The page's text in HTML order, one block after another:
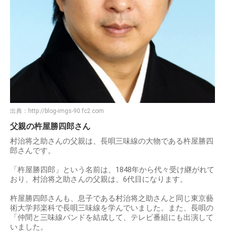
出典： http://blog-imgs-90.fc2.com
父親の杵屋勝四郎さん
村治将之助さんの父親は、長唄三味線の大物である杵屋勝四
郎さんです。
「杵屋勝四郎」という名前は、1848年から代々受け継がれて
おり、村治将之助さんの父親は、6代目になります。
杵屋勝四郎さんも、息子である村治将之助さんと同じ東京藝
術大学邦楽科で長唄三味線を学んでいました。また、長唄の
「仲間と三味線バンドを結成して、テレビ番組にも出演して
いました。